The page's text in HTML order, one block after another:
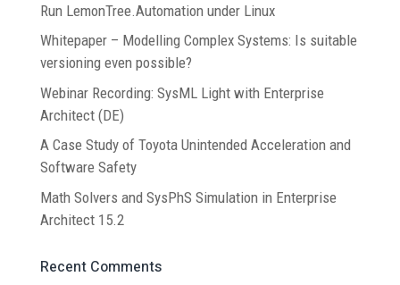
Run LemonTree.Automation under Linux
Whitepaper – Modelling Complex Systems: Is suitable
versioning even possible?
Webinar Recording: SysML Light with Enterprise
Architect (DE)
A Case Study of Toyota Unintended Acceleration and
Software Safety
Math Solvers and SysPhS Simulation in Enterprise
Architect 15.2
Recent Comments